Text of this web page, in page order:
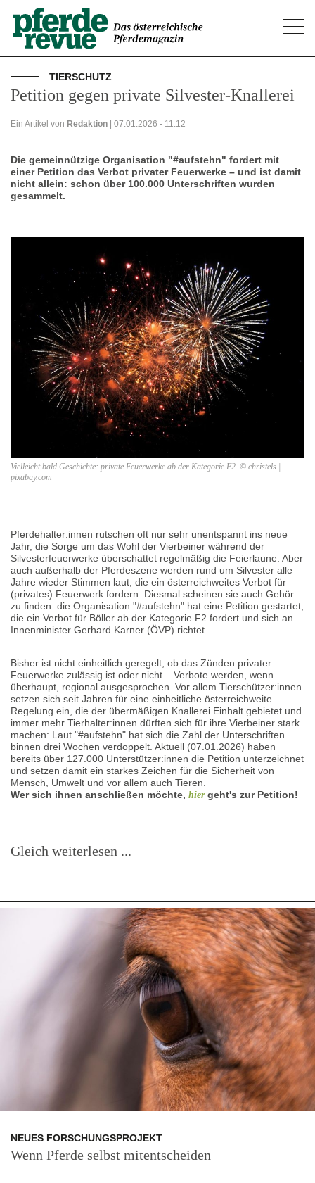
TIERSCHUTZ
Petition gegen private Silvester-Knallerei
Ein Artikel von Redaktion | 07.01.2026 - 11:12
Die gemeinnützige Organisation "#aufstehn" fordert mit
einer Petition das Verbot privater Feuerwerke – und ist damit
nicht allein: schon über 100.000 Unterschriften wurden
gesammelt.
Vielleicht bald Geschichte: private Feuerwerke ab der Kategorie F2. © christels |
pixabay.com
Pferdehalter:innen rutschen oft nur sehr unentspannt ins neue
Jahr, die Sorge um das Wohl der Vierbeiner während der
Silvesterfeuerwerke überschattet regelmäßig die Feierlaune. Aber
auch außerhalb der Pferdeszene werden rund um Silvester alle
Jahre wieder Stimmen laut, die ein österreichweites Verbot für
(privates) Feuerwerk fordern. Diesmal scheinen sie auch Gehör
zu finden: die Organisation "#aufstehn" hat eine Petition gestartet,
die ein Verbot für Böller ab der Kategorie F2 fordert und sich an
Innenminister Gerhard Karner (ÖVP) richtet.
Bisher ist nicht einheitlich geregelt, ob das Zünden privater
Feuerwerke zulässig ist oder nicht – Verbote werden, wenn
überhaupt, regional ausgesprochen. Vor allem Tierschützer:innen
setzen sich seit Jahren für eine einheitliche österreichweite
Regelung ein, die der übermäßigen Knallerei Einhalt gebietet und
immer mehr Tierhalter:innen dürften sich für ihre Vierbeiner stark
machen: Laut "#aufstehn" hat sich die Zahl der Unterschriften
binnen drei Wochen verdoppelt. Aktuell (07.01.2026) haben
bereits über 127.000 Unterstützer:innen die Petition unterzeichnet
und setzen damit ein starkes Zeichen für die Sicherheit von
Mensch, Umwelt und vor allem auch Tieren.
Wer sich ihnen anschließen möchte, hiergeht's zur Petition!
Gleich weiterlesen ...
NEUES FORSCHUNGSPROJEKT
Wenn Pferde selbst mitentscheiden